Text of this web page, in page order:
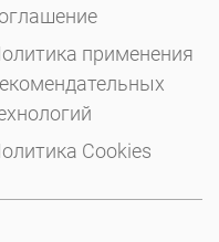
применения
Cookies